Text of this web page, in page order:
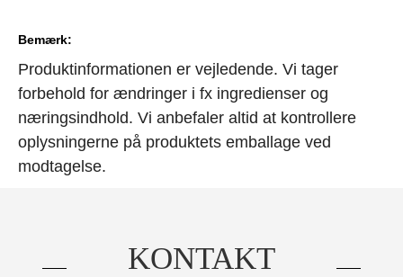
Bemærk:
Produktinformationen er vejledende. Vi tager
forbehold for ændringer i fx ingredienser og
næringsindhold. Vi anbefaler altid at kontrollere
oplysningerne på produktets emballage ved
modtagelse.
KONTAKT